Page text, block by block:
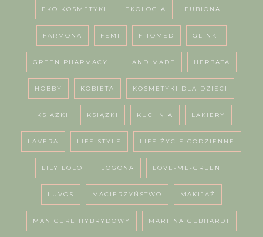
EKO KOSMETYKI EKOLOGIA EUBIONA
FARMONA FEMI FITOMED GLINKI
GREEN PHARMACY HAND MADE HERBATA
HOBBY KOBIETA KOSMETYKI DLA DZIECI
KSIAŻKI KSIĄŻKI KUCHNIA LAKIERY
LAVERA LIFE STYLE LIFE ŻYCIE CODZIENNE
LILY LOLO LOGONA LOVE-ME-GREEN
LUVOS MACIERZYŃSTWO MAKIJAŻ
MANICURE HYBRYDOWY MARTINA GEBHARDT